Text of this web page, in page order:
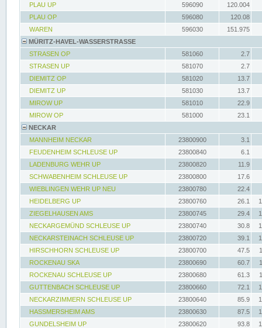
PLAU UP
596090
120.004
PLAU OP
596080
120.08
WAREN
596030
151.975
MÜRITZ-HAVEL-WASSERSTRASSE
STRASEN OP
581060
2.7
STRASEN UP
581070
2.7
DIEMITZ OP
581020
13.7
DIEMITZ UP
581030
13.7
MIROW UP
581010
22.9
MIROW OP
581000
23.1
NECKAR
MANNHEIM NECKAR
23800900
3.1
FEUDENHEIM SCHLEUSE UP
23800840
6.1
LADENBURG WEHR UP
23800820
11.9
SCHWABENHEIM SCHLEUSE UP
23800800
17.6
WIEBLINGEN WEHR UP NEU
23800780
22.4
HEIDELBERG UP
23800760 26.1
ZIEGELHAUSEN AMS
23800745 29.4
NECKARGEMÜND SCHLEUSE UP
23800740 30.8
NECKARSTEINACH SCHLEUSE UP
23800720 39.1
HIRSCHHORN SCHLEUSE UP
23800700 47.5
ROCKENAU SKA
23800690 60.7
ROCKENAU SCHLEUSE UP
23800680 61.3
GUTTENBACH SCHLEUSE UP
23800660 72.1
NECKARZIMMERN SCHLEUSE UP
23800640 85.9
HASSMERSHEIM AMS
23800630 87.5
GUNDELSHEIM UP
23800620 93.8